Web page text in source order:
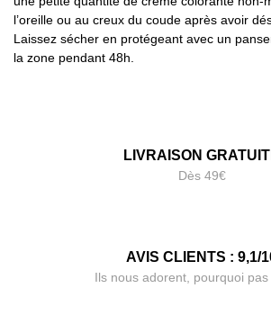
l’oreille ou au creux du coude après avoir
Laissez sécher en protégeant avec un
la zone pendant 48h.
LIVRAISON
Dès 49€
AVIS CLIENTS : 9,1/
Ils nous adorent, pourquoi pas